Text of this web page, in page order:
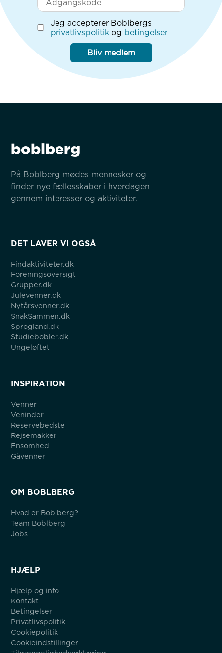
Jeg accepterer Boblbergs
privatlivspolitik og betingelser
Bliv medlem
boblberg
På Boblberg mødes mennesker og
finder nye fællesskaber i hverdagen
gennem interesser og aktiviteter.
DET LAVER VI OGSÅ
Findaktiviteter.dk
Foreningsoversigt
Grupper.dk
Julevenner.dk
Nytårsvenner.dk
SnakSammen.dk
Sprogland.dk
Studiebobler.dk
Ungeløftet
INSPIRATION
Venner
Veninder
Reservebedste
Rejsemakker
Ensomhed
Gåvenner
OM BOBLBERG
Hvad er Boblberg?
Team Boblberg
Jobs
HJÆLP
Hjælp og info
Kontakt
Betingelser
Privatlivspolitik
Cookiepolitik
Cookieindstillinger